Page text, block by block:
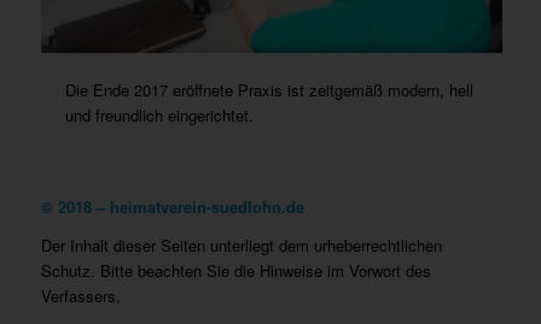
Die Ende 2017 eröffnete Praxis ist zeitgemäß modern, hell
und freundlich eingerichtet.
© 2018 – heimatverein-suedlohn.de
Der Inhalt dieser Seiten unterliegt dem urheberrechtlichen
Schutz. Bitte beachten Sie die Hinweise im Vorwort des
Verfassers.